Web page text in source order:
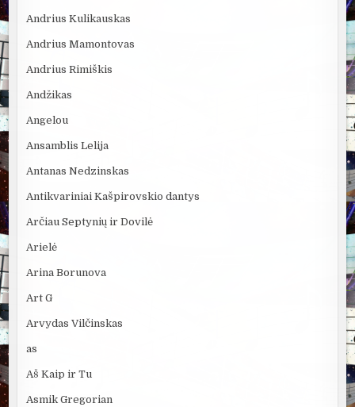
Andrius Kulikauskas
Andrius Mamontovas
Andrius Rimiškis
Andžikas
Angelou
Ansamblis Lelija
Antanas Nedzinskas
Antikvariniai Kašpirovskio dantys
Arčiau Septynių ir Dovilė
Arielė
Arina Borunova
Art G
Arvydas Vilčinskas
as
Aš Kaip ir Tu
Asmik Gregorian